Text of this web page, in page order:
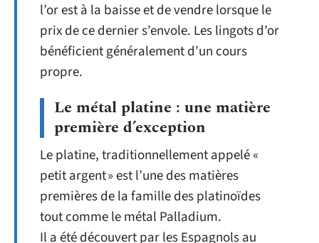
l’or est à la baisse et de vendre lorsque le
prix de ce dernier s’envole. Les lingots d’or
bénéficient généralement d’un cours
propre.
Le métal platine : une matière
première d’exception
Le platine, traditionnellement appelé «
petit argent » est l’une des matières
premières de la famille des platinoïdes
tout comme le métal Palladium.
Il a été découvert par les Espagnols au